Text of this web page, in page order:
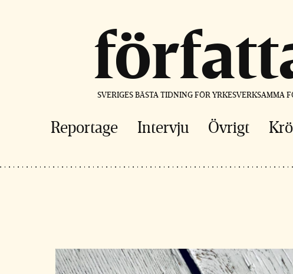
SVERIGES BÄSTA TIDNING FÖR YRKESVERKSAMMA
Reportage Intervju Övrigt